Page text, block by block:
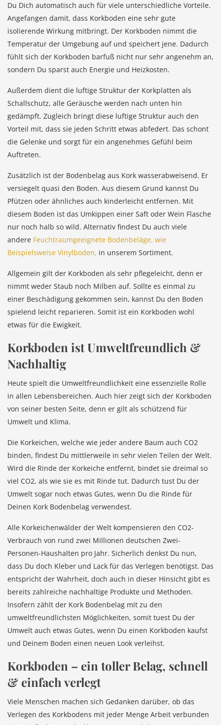
Du Dich automatisch auch für viele unterschiedliche Vorteile.
Angefangen damit, dass Korkboden eine sehr gute
isolierende Wirkung mitbringt. Der Korkboden nimmt die
Temperatur der Umgebung auf und speichert jene. Dadurch
fühlt sich der Korkboden barfuß nicht nur sehr angenehm an,
sondern Du sparst auch Energie und Heizkosten.
Außerdem dient die luftige Struktur der Korkplatten als
Schallschutz, alle Geräusche werden nach unten hin
gedämpft. Zugleich bringt diese luftige Struktur auch den
Vorteil mit, dass sie jeden Schritt etwas abfedert. Das schont
die Gelenke und sorgt für ein angenehmes Gefühl beim
Auftreten.
Zusätzlich ist der Bodenbelag aus Kork wasserabweisend. Er
versiegelt quasi den Boden. Aus diesem Grund kannst Du
Pfützen oder ähnliches auch kinderleicht entfernen. Mit
diesem Boden ist das Umkippen einer Saft oder Wein Flasche
nur noch halb so wild. Alternativ findest Du auch viele
andere Feuchtraumgeeignete Bodenbeläge, wie
Beispielsweise Vinylboden, in unserem Sortiment.
Allgemein gilt der Korkboden als sehr pflegeleicht, denn er
nimmt weder Staub noch Milben auf. Sollte es einmal zu
einer Beschädigung gekommen sein, kannst Du den Boden
spielend leicht reparieren. Somit ist ein Korkboden wohl
etwas für die Ewigkeit.
Korkboden ist Umweltfreundlich &
Nachhaltig
Heute spielt die Umweltfreundlichkeit eine essenzielle Rolle
in allen Lebensbereichen. Auch hier zeigt sich der Korkboden
von seiner besten Seite, denn er gilt als schützend für
Umwelt und Klima.
Die Korkeichen, welche wie jeder andere Baum auch CO2
binden, findest Du mittlerweile in sehr vielen Teilen der Welt.
Wird die Rinde der Korkeiche entfernt, bindet sie dreimal so
viel CO2, als wie sie es mit Rinde tut. Dadurch tust Du der
Umwelt sogar noch etwas Gutes, wenn Du die Rinde für
Deinen Kork Bodenbelag verwendest.
Alle Korkeichenwälder der Welt kompensieren den CO2-
Verbrauch von rund zwei Millionen deutschen Zwei-
Personen-Haushalten pro Jahr. Sicherlich denkst Du nun,
dass Du doch Kleber und Lack für das Verlegen benötigst. Das
entspricht der Wahrheit, doch auch in dieser Hinsicht gibt es
bereits zahlreiche nachhaltige Produkte und Methoden.
Insofern zählt der Kork Bodenbelag mit zu den
umweltfreundlichsten Möglichkeiten, somit tuest Du der
Umwelt auch etwas Gutes, wenn Du einen Korkboden kaufst
und Deinem Boden einen neuen Look verleihst.
Korkboden – ein toller Belag, schnell
& einfach verlegt
Viele Menschen machen sich Gedanken darüber, ob das
Verlegen des Korkbodens mit jeder Menge Arbeit verbunden